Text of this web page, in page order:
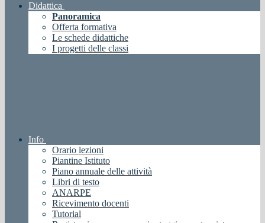
Didattica
Panoramica
Offerta formativa
Le schede didattiche
I progetti delle classi
Info
Orario lezioni
Piantine Istituto
Piano annuale delle attività
Libri di testo
ANARPE
Ricevimento docenti
Tutorial